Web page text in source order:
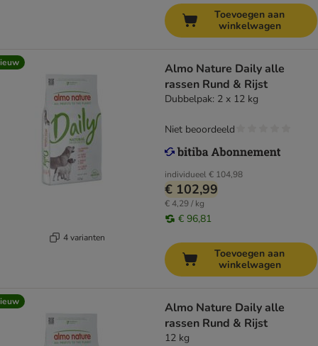
Toevoegen aan
winkelwagen
4 varianten
Almo Nature Daily alle
rassen Rund & Rijst
Dubbelpak: 2 x 12 kg
individueel€ 104,98
€ 102,99
€ 4,29 / kg
€ 96,81
Niet beoordeeld
Toevoegen aan
winkelwagen
Almo Nature Daily alle
rassen Rund & Rijst
12 kg